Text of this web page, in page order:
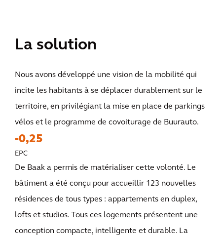
La solution
Nous avons développé une vision de la mobilité qui
incite les habitants à se déplacer durablement sur le
territoire, en privilégiant la mise en place de parkings
vélos et le programme de covoiturage de Buurauto.
-0,25
EPC
De Baak a permis de matérialiser cette volonté. Le
bâtiment a été conçu pour accueillir 123 nouvelles
résidences de tous types : appartements en duplex,
lofts et studios. Tous ces logements présentent une
conception compacte, intelligente et durable. La